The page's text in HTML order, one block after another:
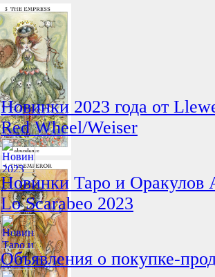
Новинки 2023 года от
Red Wheel/Weiser
Новинки Таро и
Lo Scarabeo 2023
Объявления о покупке-